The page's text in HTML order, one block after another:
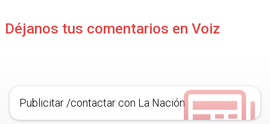
Déjanos tus comentarios en Voiz
Publicitar /contactar con La Nación